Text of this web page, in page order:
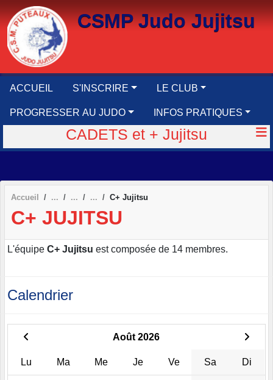
CSMP Judo Jujitsu
ACCUEIL S'INSCRIRE LE CLUB
PROGRESSER AU JUDO INFOS PRATIQUES
CADETS et + Jujitsu
Accueil C+ Jujitsu
C+ JUJITSU
L'équipe C+ Jujitsu est composée de 14 membres.
Calendrier
Août 2026
Lu Ma Me Je Ve Sa Di
Panneau de gestion des cookies